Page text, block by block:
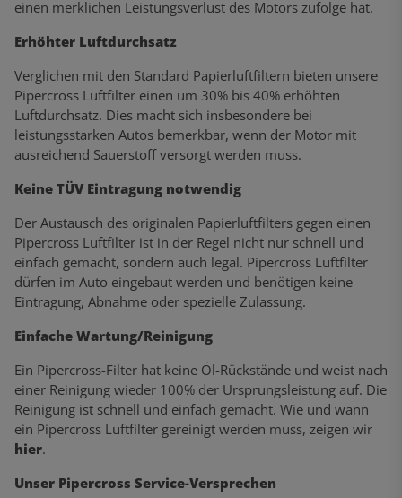
einen merklichen Leistungsverlust des Motors zufolge hat.
Erhöhter Luftdurchsatz
Verglichen mit den Standard Papierluftfiltern bieten unsere
Pipercross Luftfilter einen um 30% bis 40% erhöhten
Luftdurchsatz. Dies macht sich insbesondere bei
leistungsstarken Autos bemerkbar, wenn der Motor mit
ausreichend Sauerstoff versorgt werden muss.
Keine TÜV Eintragung notwendig
Der Austausch des originalen Papierluftfilters gegen einen
Pipercross Luftfilter ist in der Regel nicht nur schnell und
einfach gemacht, sondern auch legal. Pipercross Luftfilter
dürfen im Auto eingebaut werden und benötigen keine
Eintragung, Abnahme oder spezielle Zulassung.
Einfache Wartung/Reinigung
Ein Pipercross-Filter hat keine Öl-Rückstände und weist nach
einer Reinigung wieder 100% der Ursprungsleistung auf. Die
Reinigung ist schnell und einfach gemacht. Wie und wann
ein Pipercross Luftfilter gereinigt werden muss, zeigen wir
hier.
Unser Pipercross Service-Versprechen